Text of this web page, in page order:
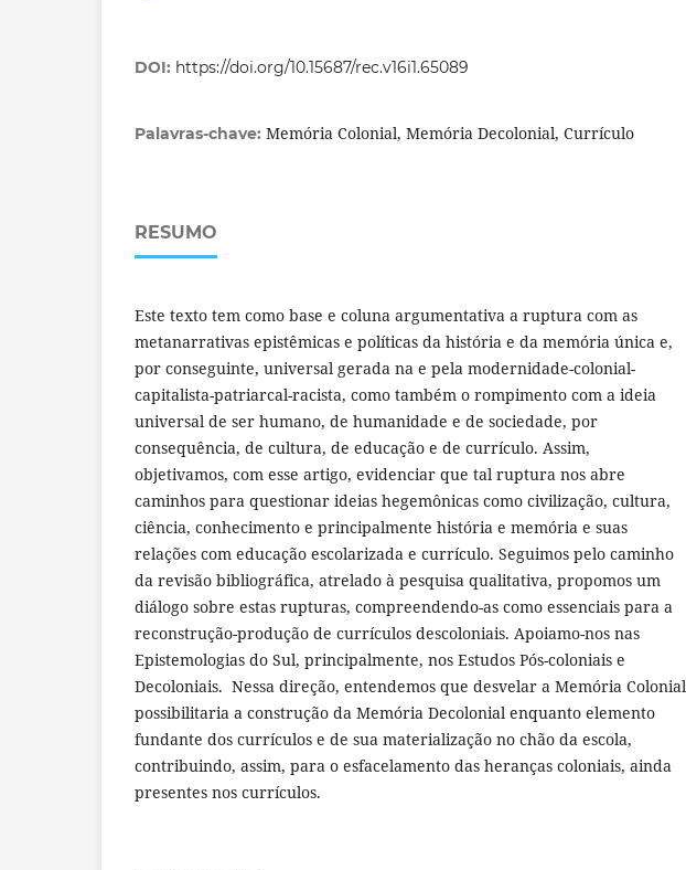
DOI: https://doi.org/10.15687/rec.v16i1.65089
Palavras-chave: Memória Colonial, Memória Decolonial, Currículo
RESUMO
Este texto tem como base e coluna argumentativa a ruptura com as
metanarrativas epistêmicas e políticas da história e da memória única e,
por conseguinte, universal gerada na e pela modernidade-colonial-
capitalista-patriarcal-racista, como também o rompimento com a ideia
universal de ser humano, de humanidade e de sociedade, por
consequência, de cultura, de educação e de currículo. Assim,
objetivamos, com esse artigo, evidenciar que tal ruptura nos abre
caminhos para questionar ideias hegemônicas como civilização, cultura,
ciência, conhecimento e principalmente história e memória e suas
relações com educação escolarizada e currículo. Seguimos pelo caminho
da revisão bibliográfica, atrelado à pesquisa qualitativa, propomos um
diálogo sobre estas rupturas, compreendendo-as como essenciais para a
reconstrução-produção de currículos descoloniais. Apoiamo-nos nas
Epistemologias do Sul, principalmente, nos Estudos Pós-coloniais e
Decoloniais. Nessa direção, entendemos que desvelar a Memória Colonial
possibilitaria a construção da Memória Decolonial enquanto elemento
fundante dos currículos e de sua materialização no chão da escola,
contribuindo, assim, para o esfacelamento das heranças coloniais, ainda
presentes nos currículos.